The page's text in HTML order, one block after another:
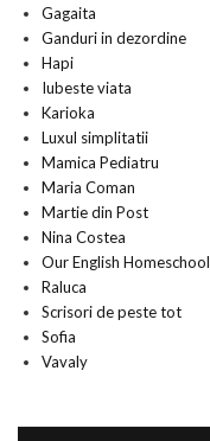
Gagaita
Ganduri in dezordine
Hapi
Iubeste viata
Karioka
Luxul simplitatii
Mamica Pediatru
Maria Coman
Martie din Post
Nina Costea
Our English Homeschool
Raluca
Scrisori de peste tot
Sofia
Vavaly